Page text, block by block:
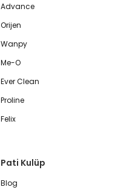
Advance
Orijen
Wanpy
Me-O
Ever Clean
Proline
Felix
Pati Kulüp
Blog